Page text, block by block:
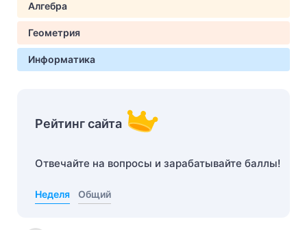
Алгебра
Геометрия
Информатика
Рейтинг сайта
Отвечайте на вопросы и зарабатывайте баллы!
Неделя Общий